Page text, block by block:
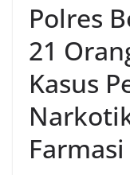
Polres
21
Kasus
Farmasi